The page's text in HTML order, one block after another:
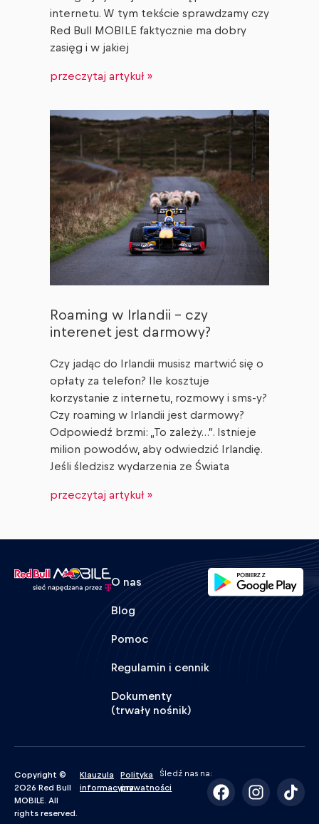
internetu. W tym tekście sprawdzamy czy
Red Bull MOBILE faktycznie ma dobry
zasięg i w jakiej
przeczytaj artykuł »
Roaming w Irlandii – czy
interenet jest darmowy?
Czy jadąc do Irlandii musisz martwić się o
opłaty za telefon? Ile kosztuje
korzystanie z internetu, rozmowy i sms-y?
Czy roaming w Irlandii jest darmowy?
Odpowiedź brzmi: „To zależy…”. Istnieje
milion powodów, aby odwiedzić Irlandię.
Jeśli śledzisz wydarzenia ze Świata
przeczytaj artykuł »
O nas
Blog
Pomoc
Regulamin i cennik
Dokumenty
(trwały nośnik)
Copyright ©
2026 Red Bull
MOBILE. All
rights reserved.
Klauzula
informacyjna
Polityka
prywatności
Śledź nas na: